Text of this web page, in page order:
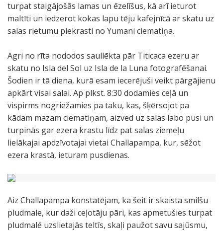
turpat staigājošās lamas un ēzelīšus, kā arī ieturot
maltīti un iedzerot kokas lapu tēju kafejnīcā ar skatu uz
salas rietumu piekrasti no Yumani ciematiņa.
Agri no rīta nododos saullēkta pār Titicaca ezeru ar
skatu no Isla del Sol uz Isla de la Luna fotografēšanai.
Šodien ir tā diena, kurā esam iecerējuši veikt pārgājienu
apkārt visai salai. Ap plkst. 8:30 dodamies ceļā un
vispirms nogriežamies pa taku, kas, šķērsojot pa
kādam mazam ciematiņam, aizved uz salas labo pusi un
turpinās gar ezera krastu līdz pat salas ziemeļu
lielākajai apdzīvotajai vietai Challapampa, kur, sēžot
ezera krastā, ieturam pusdienas.
Aiz Challapampa konstatējam, ka šeit ir skaista smilšu
pludmale, kur daži ceļotāju pāri, kas apmetušies turpat
pludmalē uzslietajās teltīs, skaļi paužot savu sajūsmu,